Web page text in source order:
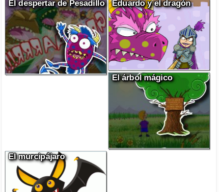
El despertar de Pesadillo Eduardo y el dragón
El árbol mágico
El murcipájaro